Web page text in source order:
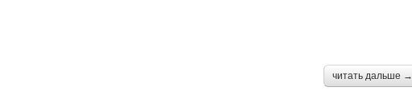
читать дальше →